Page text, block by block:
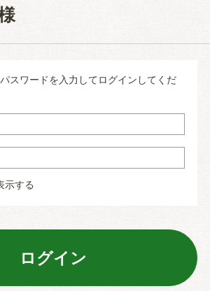
スワードを入力してログインしてくだ
示する